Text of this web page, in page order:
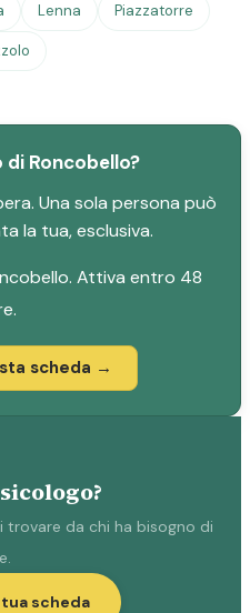
Lenna Piazzatorre
di Roncobello?
Una sola persona può
la tua, esclusiva.
Attiva entro 48
scheda →
trovare da chi ha bisogno di
tua scheda